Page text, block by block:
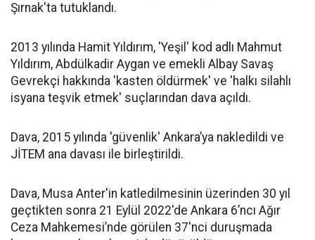
Şırnak'ta tutuklandı.
2013 yılında Hamit Yıldırım, 'Yeşil' kod adlı Mahmut
Yıldırım, Abdülkadir Aygan ve emekli Albay Savaş
Gevrekçi hakkında 'kasten öldürmek' ve 'halkı silahlı
isyana teşvik etmek' suçlarından dava açıldı.
Dava, 2015 yılında 'güvenlik' Ankara’ya nakledildi ve
JİTEM ana davası ile birleştirildi.
Dava, Musa Anter'in katledilmesinin üzerinden 30 yıl
geçtikten sonra 21 Eylül 2022'de Ankara 6’ncı Ağır
Ceza Mahkemesi’nde görülen 37'nci duruşmada